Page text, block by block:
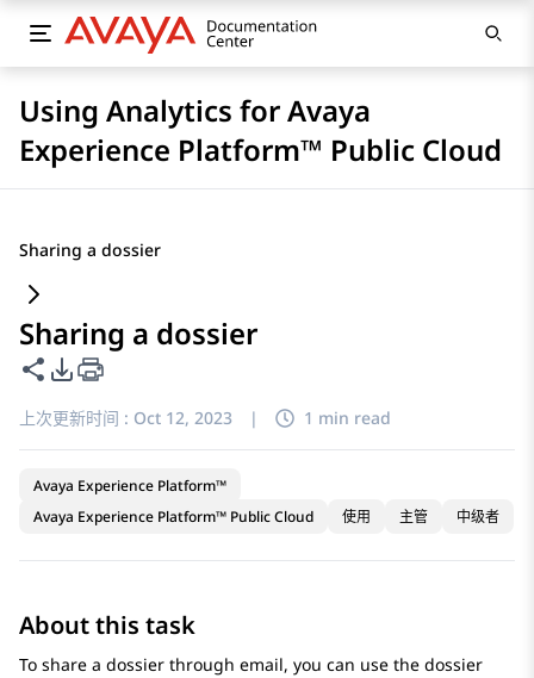
Using Analytics for Avaya
Experience Platform™ Public Cloud
Sharing a dossier
Sharing a dossier
共享此页面
PDF 导出选项
上次更新时间 : Oct 12, 2023 | 1 min read
Avaya Experience Platform™
Avaya Experience Platform™ Public Cloud
使用 主管 中级者
About this task
To share a dossier through email, you can use the dossier